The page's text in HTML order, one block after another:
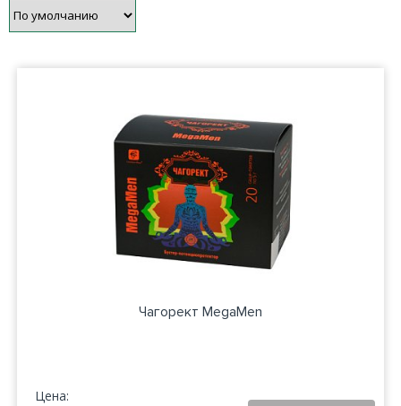
Чагорект MegaMen
Цена: